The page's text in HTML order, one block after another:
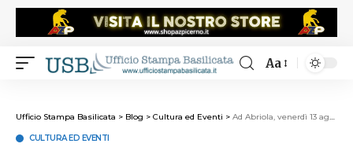
Aa
Ufficio Stampa Basilicata > Blog > Cultura ed Eventi > Ad Abriola, venerdì 13 agosto, presentazione di “Ricordi e Aneddoti dal ‘51 al ‘68” di Egidio Pomponio
CULTURA ED EVENTI